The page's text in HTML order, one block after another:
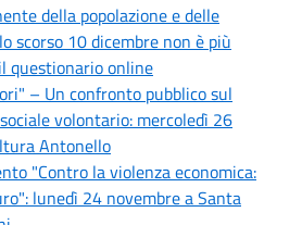
della popolazione e delle
scorso 10 dicembre non è più
questionario online
– Un confronto pubblico sul
volontario: mercoledì 26
Antonello
"Contro la violenza economica:
lunedì 24 novembre a Santa